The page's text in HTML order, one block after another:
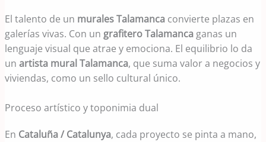
El talento de un murales Talamanca convierte plazas en
galerías vivas. Con un grafitero Talamanca ganas un
lenguaje visual que atrae y emociona. El equilibrio lo da
unartista mural Talamanca, que suma valor a negocios y
viviendas, como un sello cultural único.
Proceso artístico y toponimia dual
En Cataluña / Catalunya, cada proyecto se pinta a mano,